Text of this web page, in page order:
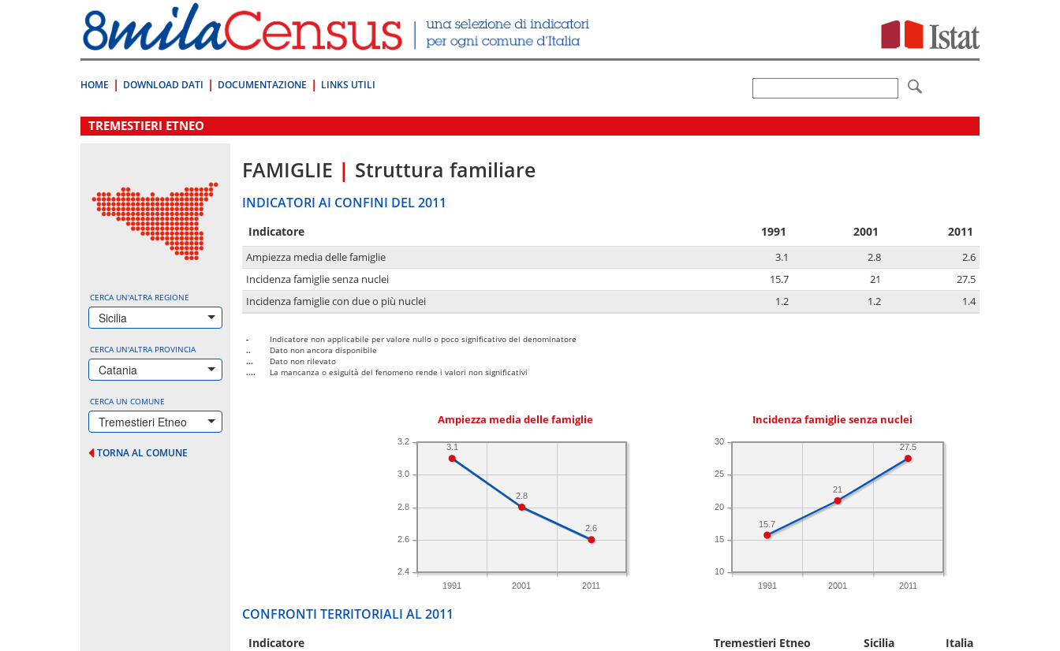
direttamente
a:
Contenuto
HOME DOWNLOAD DATI DOCUMENTAZIONE LINKS UTILI
.
TREMESTIERI ETNEO
CERCA UN'ALTRA REGIONE
Sicilia
CERCA UN'ALTRA PROVINCIA
Catania
CERCA UN COMUNE
Tremestieri Etneo
TORNA AL COMUNE
FAMIGLIE | Struttura familiare
INDICATORI AI CONFINI DEL 2011
Indicatore 1991 2001 2011
Ampiezza media delle famiglie 3.1 2.8
2.6
Incidenza famiglie senza nuclei
15.7 21
27.5
Incidenza famiglie con due o più nuclei
1.2 1.2 1.4
-
Indicatore non applicabile per valore nullo o poco significativo del denominatore
..
Dato non ancora disponibile
...
Dato non rilevato
....
La mancanza o esiguità del fenomeno rende i valori non significativi
Ampiezza media delle famiglie
1991 2001 2011
2.4
2.6
2.8
3.0
3.2
2.6
2.8
3.1
Incidenza famiglie senza nuclei
1991 2001 2011
10
15
20
25
30
27.5
21
15.7
CONFRONTI TERRITORIALI AL 2011
Indicatore Tremestieri Etneo Sicilia Italia